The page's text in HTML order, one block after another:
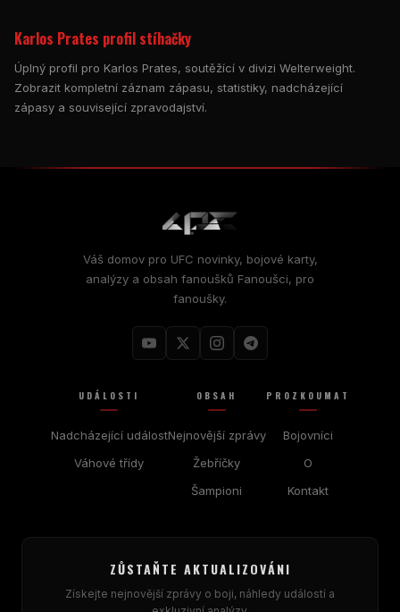
Karlos Prates profil stíhačky
Úplný profil pro Karlos Prates, soutěžící v divizi Welterweight.
Zobrazit kompletní záznam zápasu, statistiky, nadcházející
zápasy a související zpravodajství.
Váš domov pro UFC novinky, bojové karty,
analýzy a obsah fanoušků Fanoušci, pro
fanoušky.
UDÁLOSTI
Nadcházející událost
Váhové třídy
OBSAH
Nejnovější zprávy
Žebříčky
Šampioni
PROZKOUMAT
Bojovníci
O
Kontakt
ZŮSTAŇTE AKTUALIZOVÁNI
Získejte nejnovější zprávy o boji, náhledy událostí a